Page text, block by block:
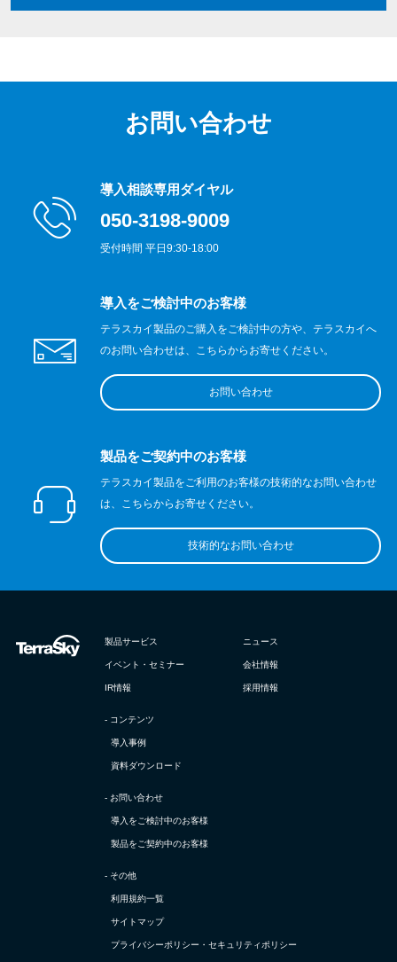
お問い合わせ
導入相談専用ダイヤル
050-3198-9009
受付時間 平日9:30-18:00
導入をご検討中のお客様
テラスカイ製品のご購入をご検討中の方や、テラスカイへ
のお問い合わせは、こちらからお寄せください。
お問い合わせ
製品をご契約中のお客様
テラスカイ製品をご利用のお客様の技術的なお問い合わせ
は、こちらからお寄せください。
技術的なお問い合わせ
製品サービス ニュース
イベント・セミナー 会社情報
IR情報 採用情報
- コンテンツ
導入事例
資料ダウンロード
- お問い合わせ
導入をご検討中のお客様
製品をご契約中のお客様
- その他
利用規約一覧
サイトマップ
プライバシーポリシー・ セキュリティポリシー